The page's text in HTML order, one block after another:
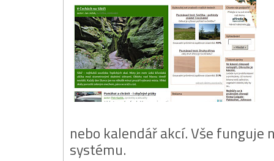
nebo kalendář akcí. Vše funguje
systému.